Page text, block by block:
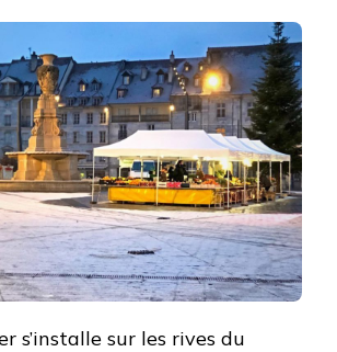
HIVER
:
AU
CŒUR
DE
LA
CITADELLE
s’installe sur les rives du